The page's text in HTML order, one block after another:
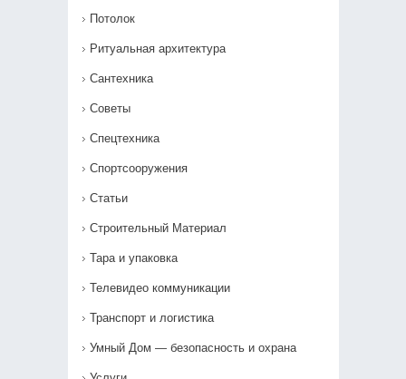
Потолок
Ритуальная архитектура
Сантехника
Советы
Спецтехника
Спортсооружения
Статьи
Строительный Материал
Тара и упаковка
Телевидео коммуникации
Транспорт и логистика
Умный Дом — безопасность и охрана